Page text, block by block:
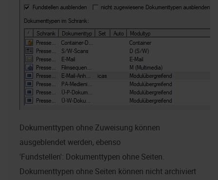
Dokumenttypen ohne Zuweisung können
ausgeblendet werden, ebenso
'Fundstellen': Dokumenttypen ohne Seiten.
Dokumenttypen ohne Seiten können nicht archiviert